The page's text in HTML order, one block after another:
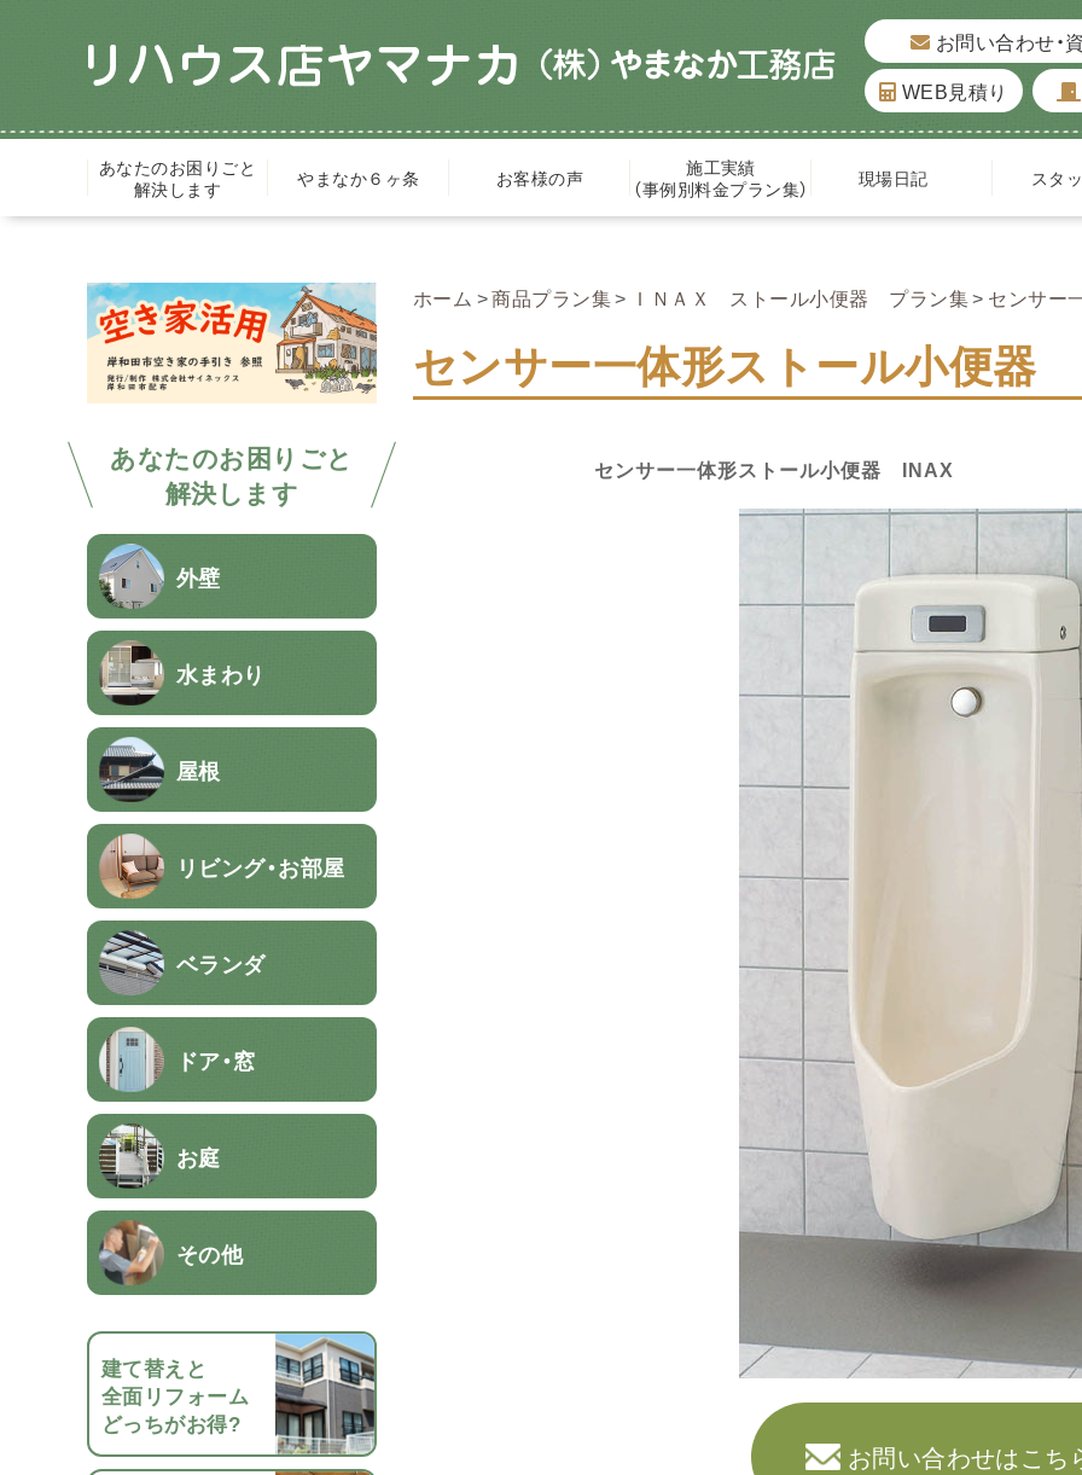
お問い合わせ・
WEB見積り
あなたのお困りごと
解決します
やまなか６ヶ条 お客様の声
施工実績
（事例別料金プラン集）
現場日記 スタ
あなたのお困りごと
解決します
外壁
水まわり
屋根
リビング・お部屋
ベランダ
ドア・窓
お庭
その他
建て替えと
全面リフォーム
どっちがお得?
ホーム 商品プラン集 ＩＮＡＸ ストール小便器 プラン集 センサー
センサー一体形ストール小便器
センサー一体形ストール小便器 INAX
お問い合わせはこち